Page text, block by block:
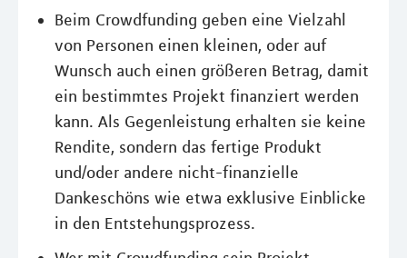
Beim Crowdfunding geben eine Vielzahl
von Personen einen kleinen, oder auf
Wunsch auch einen größeren Betrag, damit
ein bestimmtes Projekt finanziert werden
kann. Als Gegenleistung erhalten sie keine
Rendite, sondern das fertige Produkt
und/oder andere nicht-finanzielle
Dankeschöns wie etwa exklusive Einblicke
in den Entstehungsprozess.